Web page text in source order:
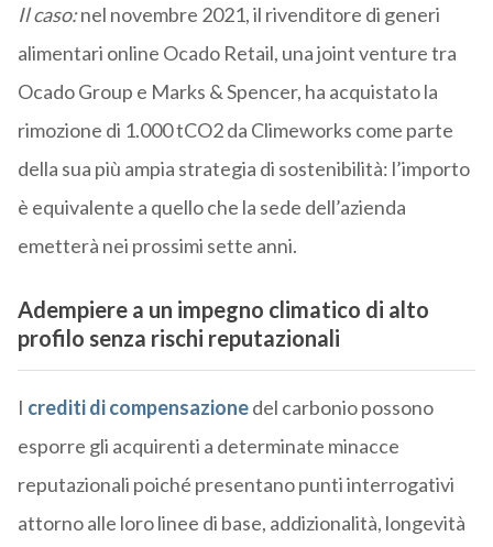
Il caso:nel novembre 2021, il rivenditore di generi
alimentari online Ocado Retail, una joint venture tra
Ocado Group e Marks & Spencer, ha acquistato la
rimozione di 1.000 tCO2 da Climeworks come parte
della sua più ampia strategia di sostenibilità: l’importo
è equivalente a quello che la sede dell’azienda
emetterà nei prossimi sette anni.
Adempiere a un impegno climatico di alto
profilo senza rischi reputazionali
I crediti di compensazionedel carbonio possono
esporre gli acquirenti a determinate minacce
reputazionali poiché presentano punti interrogativi
attorno alle loro linee di base, addizionalità, longevità